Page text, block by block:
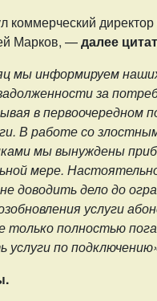
коммерческий
Марков, —далее
мы информируем
за
в первоочередном
В работе со
мы вынуждены
мере.
доводить дело до
услуги
только полностью
услуги по